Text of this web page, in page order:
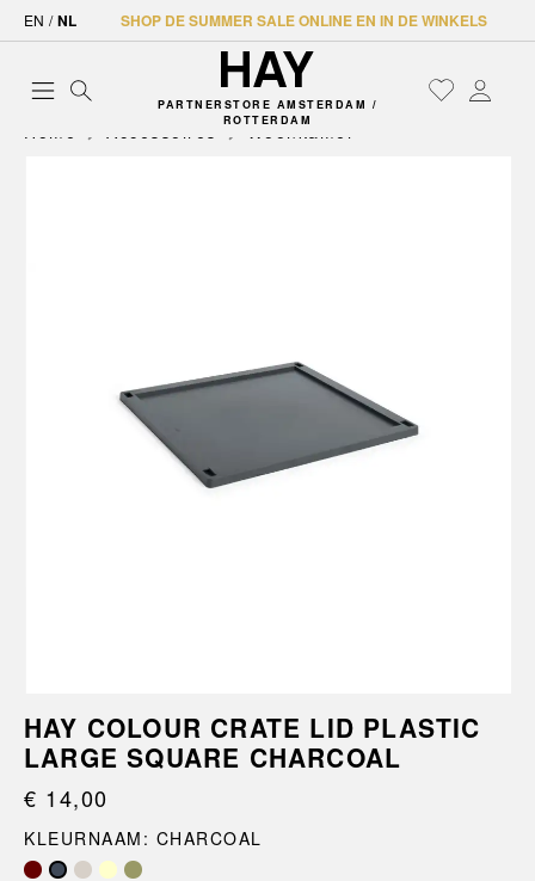
EN / NL SHOP DE SUMMER SALE ONLINE EN IN DE WINKELS
PARTNERSTORE AMSTERDAM /
ROTTERDAM
Home Accessoires Woonkamer
HAY COLOUR CRATE LID PLASTIC
LARGE SQUARE CHARCOAL
€ 14,00
KLEURNAAM: CHARCOAL